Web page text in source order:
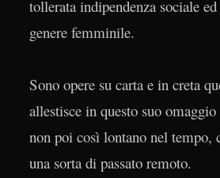
tollerata indipendenza sociale
genere femminile.
Sono opere su carta e in creta
allestisce in questo suo
non poi così lontano nel tempo,
una sorta di passato remoto.